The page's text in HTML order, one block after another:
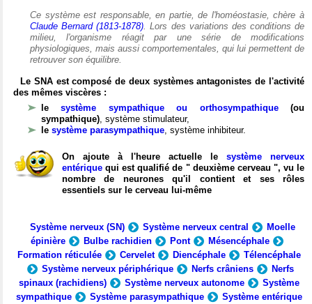
Ce système est responsable, en partie, de l'homéostasie, chère à
Claude Bernard (1813-1878). Lors des variations des conditions de
milieu, l'organisme réagit par une série de modifications
physiologiques, mais aussi comportementales, qui lui permettent de
retrouver son équilibre.
Le SNA est composé de deux systèmes antagonistes de l'activité
des mêmes viscères :
lesystème sympathique ou orthosympathique(ou
sympathique), système stimulateur,
le système parasympathique, système inhibiteur.
On ajoute à l'heure actuelle le système nerveux
entérique qui est qualifié de " deuxième cerveau ", vu le
nombre de neurones qu'il contient et ses rôles
essentiels sur le cerveau lui-même
Système nerveux (SN) Système nerveux central
Moelle
épinière
Bulbe rachidien Pont
Mésencéphale
Formation réticulée
Cervelet Diencéphale
Télencéphale
Système nerveux périphérique
Nerfs crâniens
Nerfs
spinaux (rachidiens)
Système nerveux autonome
Système
sympathique
Système parasympathique
Système entérique